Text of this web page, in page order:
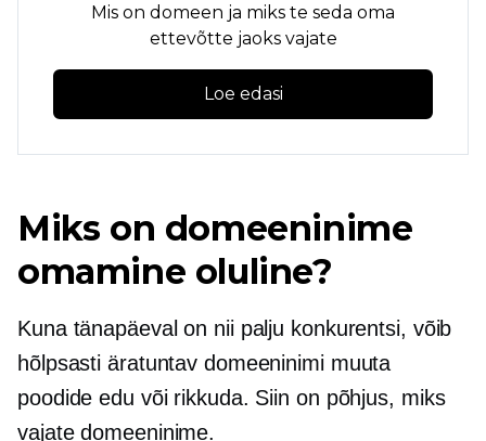
Mis on domeen ja miks te seda oma
ettevõtte jaoks vajate
Loe edasi
Miks on domeeninime
omamine oluline?
Kuna tänapäeval on nii palju konkurentsi, võib
hõlpsasti äratuntav domeeninimi muuta
poodide edu või rikkuda. Siin on põhjus, miks
vajate domeeninime.